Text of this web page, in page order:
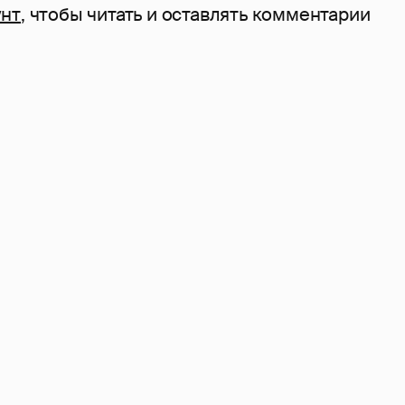
, чтобы читать и оставлять комментарии